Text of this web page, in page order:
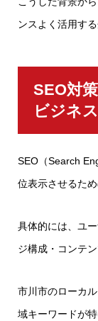
ンスよく活用す
SEO対
ビジネ
SEO（Search
位表示させるため
具体的には、ユ
ジ構成・コンテ
市川市のローカ
域キーワードが特